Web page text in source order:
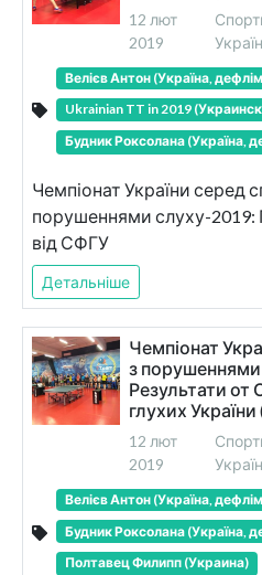
12 лют
2019
Велієв Антон (Україна,
Ukrainian TT in 2019
Будник Роксолана (Україна,
Чемпіонат України серед
порушеннями слуху-2019:
від СФГУ
Детальніше
Чемпіонат
з
Результати от
глухих
12 лют
2019
Велієв Антон (Україна,
Будник Роксолана (Україна,
Полтавец Филипп (Украина)